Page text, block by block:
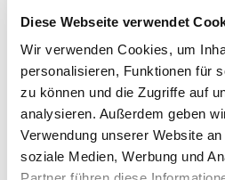
Diese Webseite verwendet
Wir verwenden Cookies, um
personalisieren, Funktionen für
zu können und die Zugriffe auf
analysieren. Außerdem geben
Verwendung unserer Website
soziale Medien, Werbung und